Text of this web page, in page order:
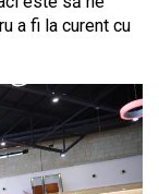
a fi la curent cu